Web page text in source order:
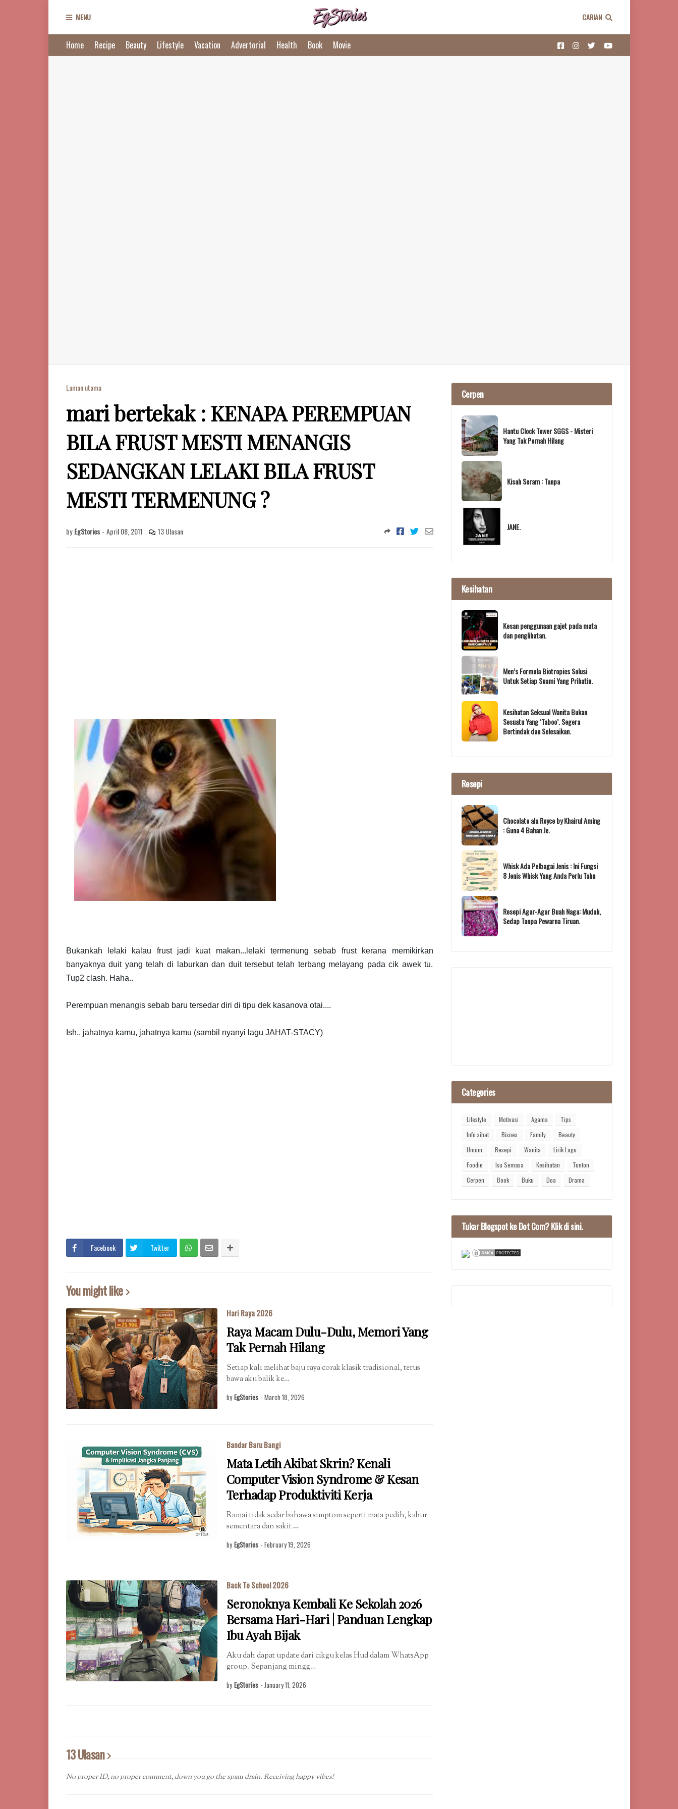
MENU CARIAN
Home Recipe Beauty Lifestyle Vacation Advertorial Health Book Movie
Laman utama
mari bertekak : KENAPA PEREMPUAN
BILA FRUST MESTI MENANGIS
SEDANGKAN LELAKI BILA FRUST
MESTI TERMENUNG ?
by EgStories - April 08, 2011 13 Ulasan
Bukankah lelaki kalau frust jadi kuat makan...lelaki termenung sebab frust kerana memikirkan
banyaknya duit yang telah di laburkan dan duit tersebut telah terbang melayang pada cik awek tu.
Tup2 clash. Haha..
Perempuan menangis sebab baru tersedar diri di tipu dek kasanova otai....
Ish.. jahatnya kamu, jahatnya kamu (sambil nyanyi lagu JAHAT-STACY)
Facebook Twitter
You might like
Hari Raya 2026
Raya Macam Dulu-Dulu, Memori Yang
Tak Pernah Hilang
Setiap kali melihat baju raya corak klasik tradisional, terus
bawa aku balik ke…
by EgStories - March 18, 2026
Bandar Baru Bangi
Mata Letih Akibat Skrin? Kenali
Computer Vision Syndrome & Kesan
Terhadap Produktiviti Kerja
Ramai tidak sedar bahawa simptom seperti mata pedih, kabur
sementara dan sakit …
by EgStories - February 19, 2026
Back To School 2026
Seronoknya Kembali Ke Sekolah 2026
Bersama Hari-Hari | Panduan Lengkap
Ibu Ayah Bijak
Aku dah dapat update dari cikgu kelas Hud dalam WhatsApp
group. Sepanjang mingg…
by EgStories - January 11, 2026
13 Ulasan
No proper ID, no proper comment, down you go the spam drain. Receiving happy vibes!
Cerpen
Hantu Clock Tower SGGS - Misteri
Yang Tak Pernah Hilang
Kisah Seram : Tanpa
JANE.
Kesihatan
Kesan penggunaan gajet pada mata
dan penglihatan.
Men’s Formula Biotropics Solusi
Untuk Setiap Suami Yang Prihatin.
Kesihatan Seksual Wanita Bukan
Sesuatu Yang ‘Taboo’. Segera
Bertindak dan Selesaikan.
Resepi
Chocolate ala Royce by Khairul Aming
: Guna 4 Bahan Je.
Whisk Ada Pelbagai Jenis : Ini Fungsi
8 Jenis Whisk Yang Anda Perlu Tahu
Resepi Agar-Agar Buah Naga: Mudah,
Sedap Tanpa Pewarna Tiruan.
Categories
Lifestyle Motivasi Agama
Tips
Info sihat
Bisnes Family
Beauty
Umum
Resepi Wanita
Lirik Lagu
Foodie
Isu Semasa Kesihatan
Tonton
Cerpen
Book Buku Doa Drama
Tukar Blogspot ke Dot Com? Klik di sini.